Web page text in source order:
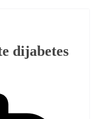
dijabetes